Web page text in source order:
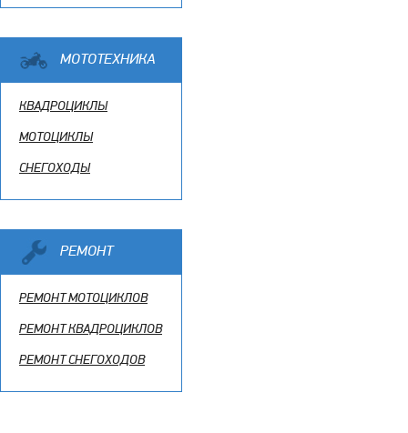
МОТОТЕХНИКА
КВАДРОЦИКЛЫ
МОТОЦИКЛЫ
СНЕГОХОДЫ
РЕМОНТ
РЕМОНТ МОТОЦИКЛОВ
РЕМОНТ КВАДРОЦИКЛОВ
РЕМОНТ СНЕГОХОДОВ